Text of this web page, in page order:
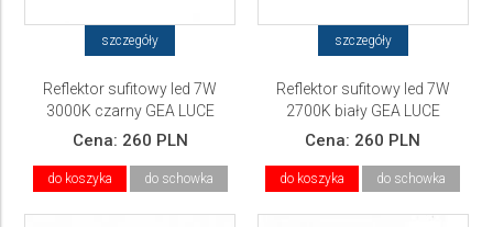
szczegóły
Reflektor sufitowy led 7W
3000K czarny GEA LUCE
Cena: 260 PLN
do koszyka do schowka
szczegóły
Reflektor sufitowy led 7W
2700K biały GEA LUCE
Cena: 260 PLN
do koszyka do schowka